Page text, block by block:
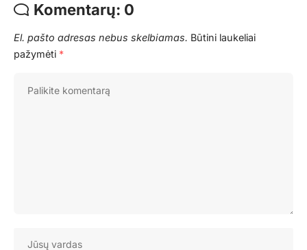
Komentarų: 0
El. pašto adresas nebus skelbiamas. Būtini laukeliai
pažymėti *